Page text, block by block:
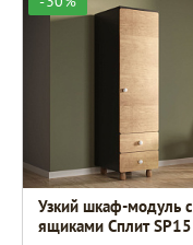
Узкий шкаф-модуль с
ящиками Сплит SP15